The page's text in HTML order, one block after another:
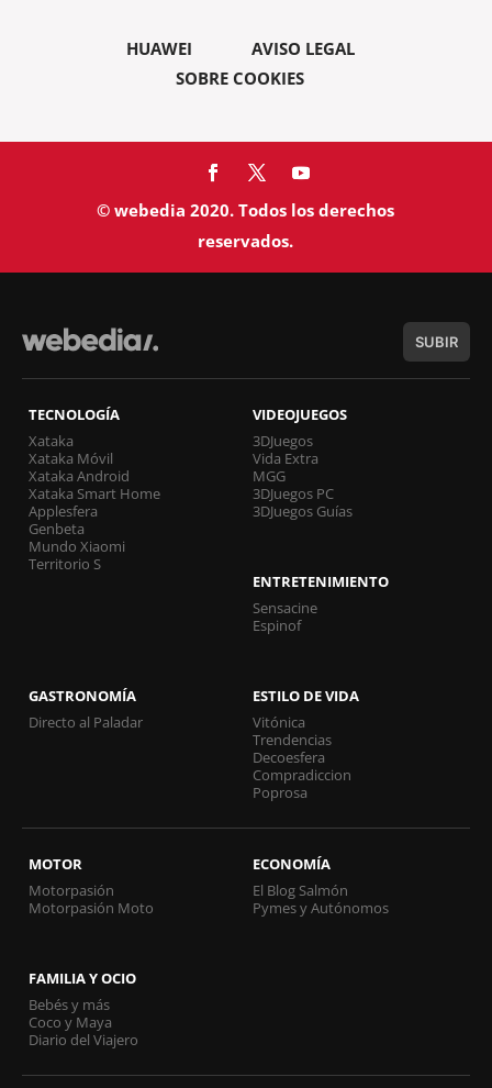
HUAWEI
AVISO LEGAL
SOBRE COOKIES
© webedia 2020. Todos los derechos
reservados.
SUBIR
TECNOLOGÍA
Xataka
Xataka Móvil
Xataka Android
Xataka Smart Home
Applesfera
Genbeta
Mundo Xiaomi
Territorio S
VIDEOJUEGOS
3DJuegos
Vida Extra
MGG
3DJuegos PC
3DJuegos Guías
ENTRETENIMIENTO
Sensacine
Espinof
GASTRONOMÍA
Directo al Paladar
ESTILO DE VIDA
Vitónica
Trendencias
Decoesfera
Compradiccion
Poprosa
MOTOR
Motorpasión
Motorpasión Moto
ECONOMÍA
El Blog Salmón
Pymes y Autónomos
FAMILIA Y OCIO
Bebés y más
Coco y Maya
Diario del Viajero